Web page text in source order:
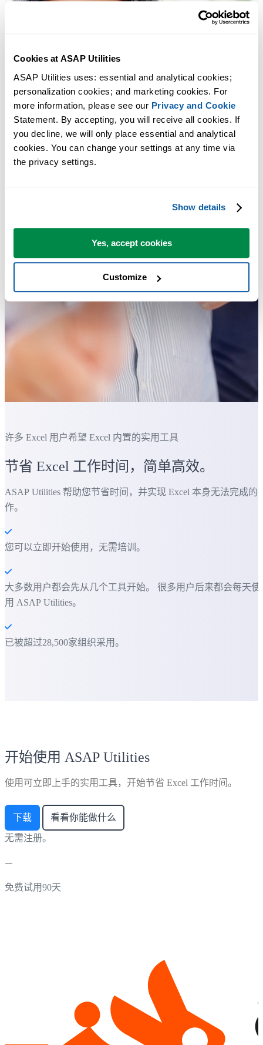
Cookies at ASAP Utilities
ASAP Utilities uses: essential and analytical cookies;
personalization cookies; and marketing cookies. For
more information, please see our Privacy and Cookie
Statement. By accepting, you will receive all cookies. If
you decline, we will only place essential and analytical
cookies. You can change your settings at any time via
the privacy settings.
Show details
Yes, accept cookies
Customize
许多 Excel 用户希望 Excel 内置的实用工具
节省 Excel 工作时间，简单高效。
ASAP Utilities 帮助您节省时间，并实现 Excel 本身无法完成的
作。
您可以立即开始使用，无需培训。
大多数用户都会先从几个工具开始。 很多用户后来都会每天使
用 ASAP Utilities。
已被超过28,500家组织采用。
开始使用 ASAP Utilities
使用可立即上手的实用工具，开始节省 Excel 工作时间。
下载 看看你能做什么
无需注册。
免费试用90天